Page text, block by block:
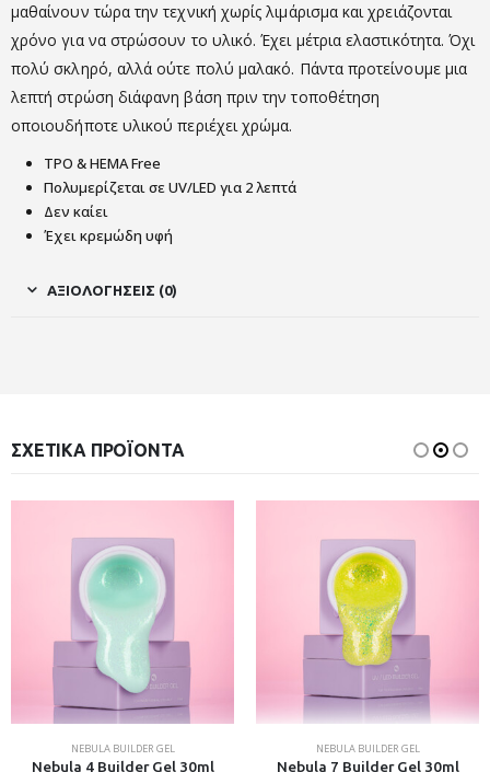
μαθαίνουν τώρα την τεχνική χωρίς λιμάρισμα και χρειάζονται
χρόνο για να στρώσουν το υλικό. Έχει μέτρια ελαστικότητα. Όχι
πολύ σκληρό, αλλά ούτε πολύ μαλακό. Πάντα προτείνουμε μια
λεπτή στρώση διάφανη βάση πριν την τοποθέτηση
οποιουδήποτε υλικού περιέχει χρώμα.
TPO & HEMA Free
Πολυμερίζεται σε UV/LED για 2 λεπτά
Δεν καίει
Έχει κρεμώδη υφή
ΑΞΙΟΛΟΓΉΣΕΙΣ (0)
ΣΧΕΤΙΚΆ ΠΡΟΪΌΝΤΑ
NEBULA BUILDER GEL
Nebula 4 Builder Gel 30ml
NEBULA BUILDER GEL
Nebula 7 Builder Gel 30ml